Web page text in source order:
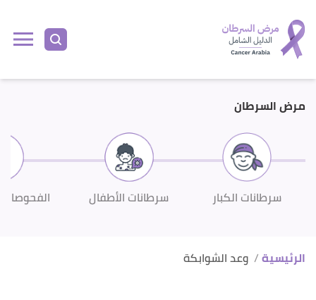
مرض السرطان
سرطانات الكبار سرطانات الأطفال
الرئيسية وعد الشوابكة